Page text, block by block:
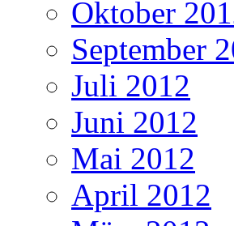
Oktober
September
Juli 2012
Juni 2012
Mai 2012
April 2012